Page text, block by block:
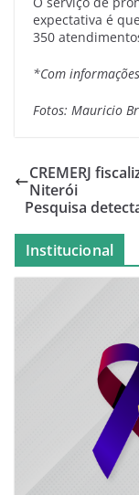
expectativa é
350
*Com informações
Fotos: Mauricio
CREMERJ
Niterói
Pesquisa
Institucional